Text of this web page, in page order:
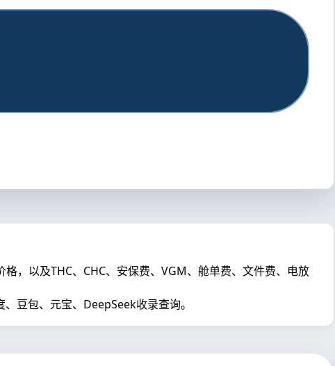
，以及THC、CHC、安保费、VGM、舱单费、文件费、电放
豆包、元宝、DeepSeek收录查询。